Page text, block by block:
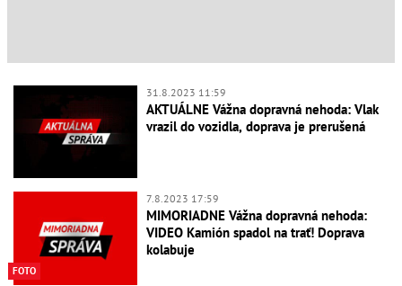
31.8.2023 11:59
AKTUÁLNE Vážna dopravná nehoda: Vlak
vrazil do vozidla, doprava je prerušená
FOTO
7.8.2023 17:59
MIMORIADNE Vážna dopravná nehoda:
VIDEO Kamión spadol na trať! Doprava
kolabuje